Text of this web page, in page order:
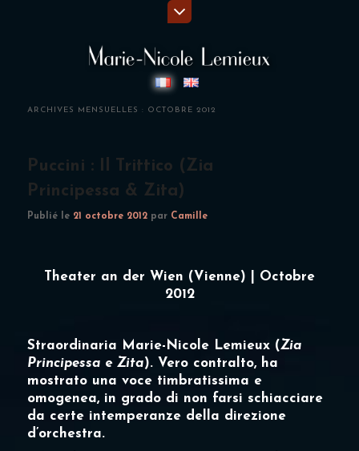
ARCHIVES MENSUELLES : OCTOBRE 2012
Puccini : Il Trittico (Zia
Principessa & Zita)
Publié le 21 octobre 2012 par Camille
Theater an der Wien (Vienne) | Octobre
2012
Straordinaria Marie-Nicole Lemieux (Zia
Principessa e Zita). Vero contralto, ha
mostrato una voce timbratissima e
omogenea, in grado di non farsi schiacciare
da certe intemperanze della direzione
d’orchestra.